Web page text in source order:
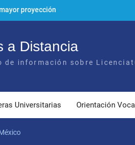
proyección
a Distancia
de información sobre
Universitarias Orientación